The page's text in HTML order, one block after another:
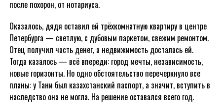
после похорон, от нотариуса.
Оказалось, дядя оставил ей трёхкомнатную квартиру в центре
Петербурга — светлую, с дубовым паркетом, свежим ремонтом.
Отец получил часть денег, а недвижимость досталась ей.
Тогда казалось — всё впереди: город мечты, независимость,
новые горизонты. Но одно обстоятельство перечеркнуло все
планы: у Тани был казахстанский паспорт, а значит, вступить в
наследство она не могла. На решение оставался всего год.